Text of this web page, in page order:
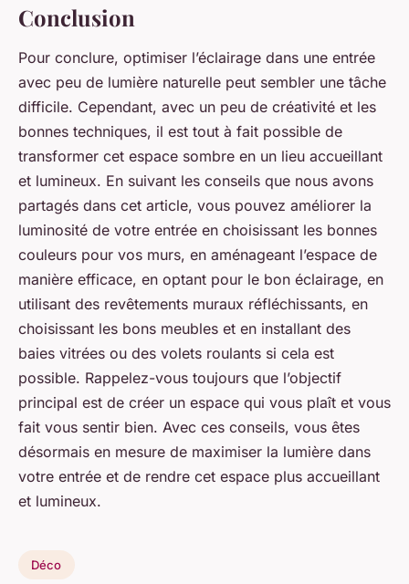
Conclusion
Pour conclure, optimiser l’éclairage dans une entrée
avec peu de lumière naturelle peut sembler une tâche
difficile. Cependant, avec un peu de créativité et les
bonnes techniques, il est tout à fait possible de
transformer cet espace sombre en un lieu accueillant
et lumineux. En suivant les conseils que nous avons
partagés dans cet article, vous pouvez améliorer la
luminosité de votre entrée en choisissant les bonnes
couleurs pour vos murs, en aménageant l’espace de
manière efficace, en optant pour le bon éclairage, en
utilisant des revêtements muraux réfléchissants, en
choisissant les bons meubles et en installant des
baies vitrées ou des volets roulants si cela est
possible. Rappelez-vous toujours que l’objectif
principal est de créer un espace qui vous plaît et vous
fait vous sentir bien. Avec ces conseils, vous êtes
désormais en mesure de maximiser la lumière dans
votre entrée et de rendre cet espace plus accueillant
et lumineux.
Déco